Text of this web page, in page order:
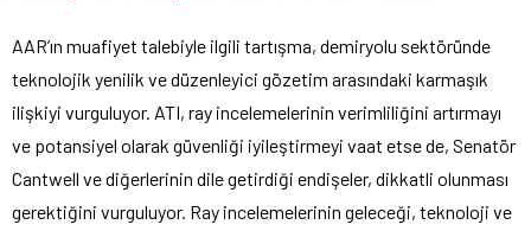
AAR’ın muafiyet talebiyle ilgili tartışma, demiryolu sektöründe
teknolojik yenilik ve düzenleyici gözetim arasındaki karmaşık
ilişkiyi vurguluyor. ATI, ray incelemelerinin verimliliğini artırmayı
ve potansiyel olarak güvenliği iyileştirmeyi vaat etse de, Senatör
Cantwell ve diğerlerinin dile getirdiği endişeler, dikkatli olunması
gerektiğini vurguluyor. Ray incelemelerinin geleceği, teknoloji ve